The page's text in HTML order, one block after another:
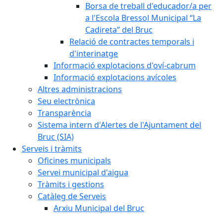
Borsa de treball d'educador/a per
a l'Escola Bressol Municipal “La
Cadireta” del Bruc
Relació de contractes temporals i
d'interinatge
Informació explotacions d'oví-cabrum
Informació explotacions avícoles
Altres administracions
Seu electrònica
Transparència
Sistema intern d'Alertes de l'Ajuntament del
Bruc (SIA)
Serveis i tràmits
Oficines municipals
Servei municipal d'aigua
Tràmits i gestions
Catàleg de Serveis
Arxiu Municipal del Bruc